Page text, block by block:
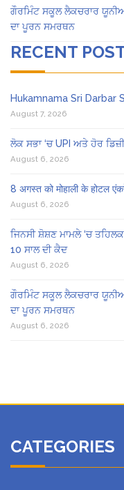
ਗੌਰਮਿੰਟ ਸਕੂਲ ਲੈਕਚਰਾਰ
ਦਾ ਪੂਰਨ ਸਮਰਥਨ
RECENT
Hukamnama Sri Darbar
August 7, 2026
ਲੋਕ ਸਭਾ ‘ਚ UPI ਅਤੇ ਹੋਰ
August 6, 2026
8 अगस्त को मोहाली के होटल
August 6, 2026
ਜਿਨਸੀ ਸ਼ੋਸ਼ਣ ਮਾਮਲੇ ‘ਚ
10 ਸਾਲ ਦੀ ਕੈਦ
August 6, 2026
ਗੌਰਮਿੰਟ ਸਕੂਲ ਲੈਕਚਰਾਰ
ਦਾ ਪੂਰਨ ਸਮਰਥਨ
August 6, 2026
CATEGORIES